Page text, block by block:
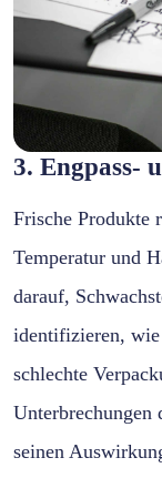
3. Engpass-
Frische Produkte
Temperatur und
darauf,
identifizieren, wie
schlechte
Unterbrechungen
seinen